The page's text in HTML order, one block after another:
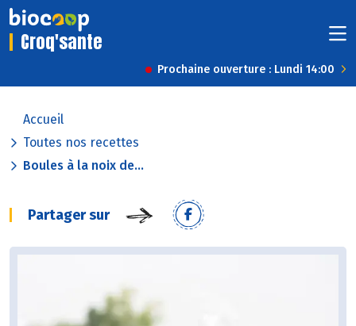
Croq'sante
Prochaine ouverture : Lundi 14:00
Accueil
Toutes nos recettes
Boules à la noix de...
Partager sur